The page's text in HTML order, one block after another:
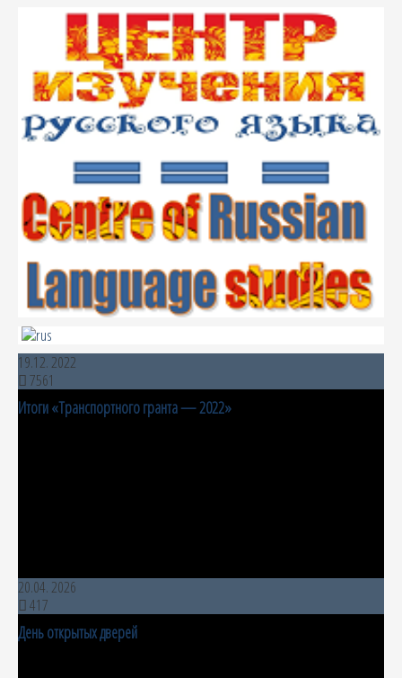
19.12. 2022
7561
Итоги «Транспортного гранта — 2022»
20.04. 2026
417
День открытых дверей